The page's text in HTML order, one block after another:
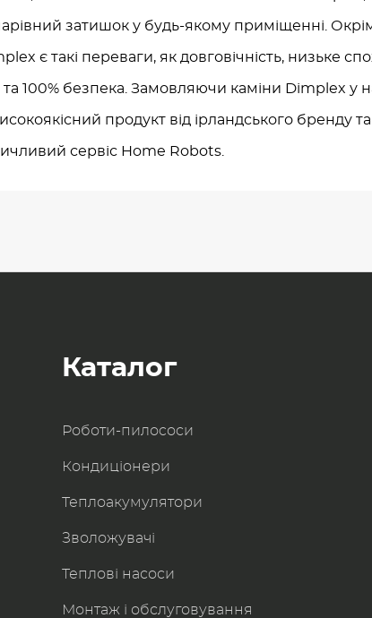
затишок у будь-якому приміщенні.
є такі переваги, як довговічність, низьке
та 100% безпека. Замовляючи каміни Dimplex у
продукт від ірландського бренду та
сервіс Home Robots.
Каталог
Роботи-пилоcоси
Кондиціонери
Теплоакумулятори
Зволожувачі
Теплові насоси
Монтаж і обслуговування